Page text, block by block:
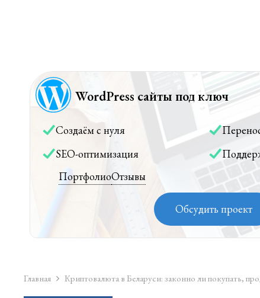
WordPress сайты под ключ
Создаём с нуля
SEO-оптимизация
ПортфолиоОтзывы
Обсудить проект
Главная Криптовалюта в Беларуси: законно ли покупать,